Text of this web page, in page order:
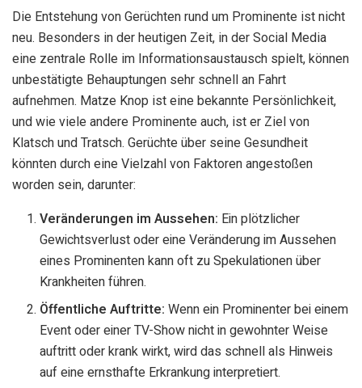
Die Entstehung von Gerüchten rund um Prominente ist nicht
neu. Besonders in der heutigen Zeit, in der Social Media
eine zentrale Rolle im Informationsaustausch spielt, können
unbestätigte Behauptungen sehr schnell an Fahrt
aufnehmen. Matze Knop ist eine bekannte Persönlichkeit,
und wie viele andere Prominente auch, ist er Ziel von
Klatsch und Tratsch. Gerüchte über seine Gesundheit
könnten durch eine Vielzahl von Faktoren angestoßen
worden sein, darunter:
Veränderungen im Aussehen: Ein plötzlicher
Gewichtsverlust oder eine Veränderung im Aussehen
eines Prominenten kann oft zu Spekulationen über
Krankheiten führen.
Öffentliche Auftritte: Wenn ein Prominenter bei einem
Event oder einer TV-Show nicht in gewohnter Weise
auftritt oder krank wirkt, wird das schnell als Hinweis
auf eine ernsthafte Erkrankung interpretiert.